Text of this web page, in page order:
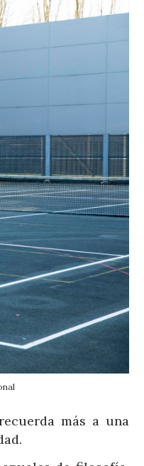
más a una